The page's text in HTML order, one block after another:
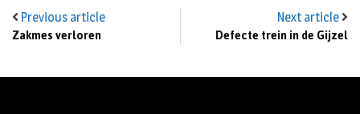
Previous article
Zakmes verloren
Next article
Defecte trein in de Gijzel